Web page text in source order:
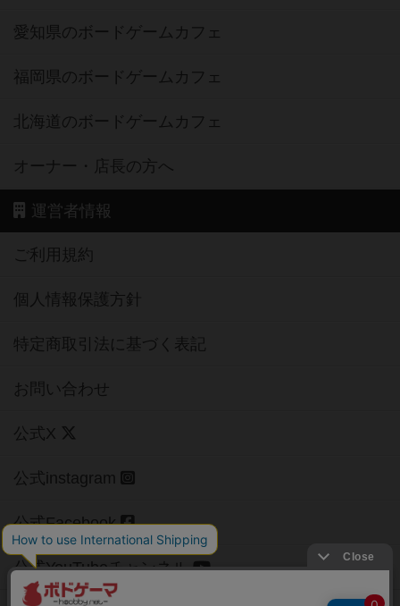
愛知県のボードゲームカフェ
福岡県のボードゲームカフェ
北海道のボードゲームカフェ
オーナー・店長の方へ
運営者情報
ご利用規約
個人情報保護方針
特定商取引法に基づく表記
お問い合わせ
公式X
公式instagram
公式Facebook
公式YouTubeチャンネル